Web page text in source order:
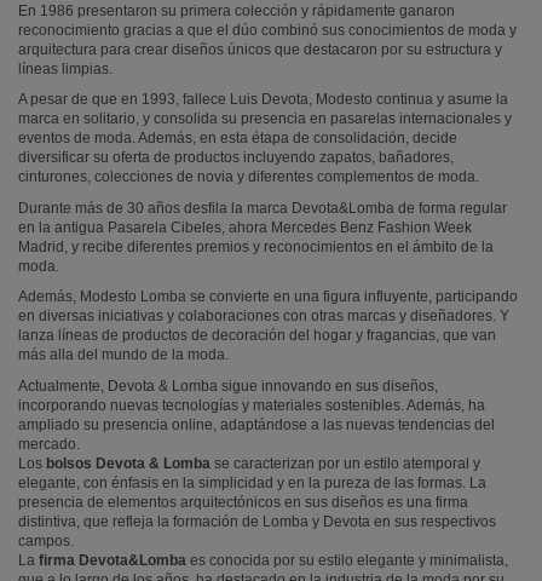
En 1986 presentaron su primera colección y rápidamente ganaron
reconocimiento gracias a que el dúo combinó sus conocimientos de moda y
arquitectura para crear diseños únicos que destacaron por su estructura y
líneas limpias.
A pesar de que en 1993, fallece Luis Devota, Modesto continua y asume la
marca en solitario, y consolida su presencia en pasarelas internacionales y
eventos de moda. Además, en esta étapa de consolidación, decide
diversificar su oferta de productos incluyendo zapatos, bañadores,
cinturones, colecciones de novia y diferentes complementos de moda.
Durante más de 30 años desfila la marca Devota&Lomba de forma regular
en la antigua Pasarela Cibeles, ahora Mercedes Benz Fashion Week
Madrid, y recibe diferentes premios y reconocimientos en el ámbito de la
moda.
Además, Modesto Lomba se convierte en una figura influyente, participando
en diversas iniciativas y colaboraciones con otras marcas y diseñadores. Y
lanza líneas de productos de decoración del hogar y fragancias, que van
más alla del mundo de la moda.
Actualmente, Devota & Lomba sigue innovando en sus diseños,
incorporando nuevas tecnologías y materiales sostenibles. Además, ha
ampliado su presencia online, adaptándose a las nuevas tendencias del
mercado.
Los bolsos Devota & Lomba se caracterizan por un estilo atemporal y
elegante, con énfasis en la simplicidad y en la pureza de las formas. La
presencia de elementos arquitectónicos en sus diseños es una firma
distintiva, que refleja la formación de Lomba y Devota en sus respectivos
campos.
La firma Devota&Lomba es conocida por su estilo elegante y minimalista,